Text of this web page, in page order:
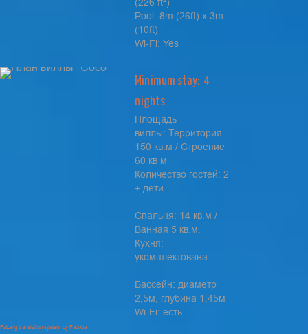
Pool: 8m (26ft) x 3m
(10ft)
Wi-Fi: Yes
Minimum stay: 4
nights
Площадь
виллы: Территория
150 кв.м / Строение
60 кв м
Количество гостей: 2
+ дети
Cпальня: 14 кв.м /
Ванная 5 кв.м.
Кухня:
укомплектована
Бассейн: диаметр
2,5м, глубина 1,45м
Wi-Fi: есть
FaLang translation system by Faboba